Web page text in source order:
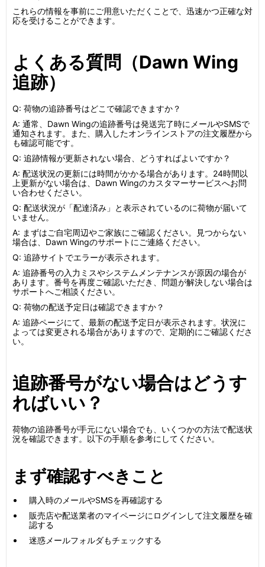
これらの情報を事前にご用意いただくことで、迅速かつ正確な対
応を受けることができます。
よくある質問（Dawn Wing
追跡）
Q: 荷物の追跡番号はどこで確認できますか？
A: 通常、Dawn Wingの追跡番号は発送完了時にメールやSMSで
通知されます。また、購入したオンラインストアの注文履歴から
も確認可能です。
Q: 追跡情報が更新されない場合、どうすればよいですか？
A: 配送状況の更新には時間がかかる場合があります。24時間以
上更新がない場合は、Dawn Wingのカスタマーサービスへお問
い合わせください。
Q: 配送状況が「配達済み」と表示されているのに荷物が届いて
いません。
A: まずはご自宅周辺やご家族にご確認ください。見つからない
場合は、Dawn Wingのサポートにご連絡ください。
Q: 追跡サイトでエラーが表示されます。
A: 追跡番号の入力ミスやシステムメンテナンスが原因の場合が
あります。番号を再度ご確認いただき、問題が解決しない場合は
サポートへご相談ください。
Q: 荷物の配送予定日は確認できますか？
A: 追跡ページにて、最新の配送予定日が表示されます。状況に
よっては変更される場合がありますので、定期的にご確認くださ
い。
追跡番号がない場合はどうす
ればいい？
荷物の追跡番号が手元にない場合でも、いくつかの方法で配送状
況を確認できます。以下の手順を参考にしてください。
まず確認すべきこと
購入時のメールやSMSを再確認する
販売店や配送業者のマイページにログインして注文履歴を確
認する
迷惑メールフォルダもチェックする